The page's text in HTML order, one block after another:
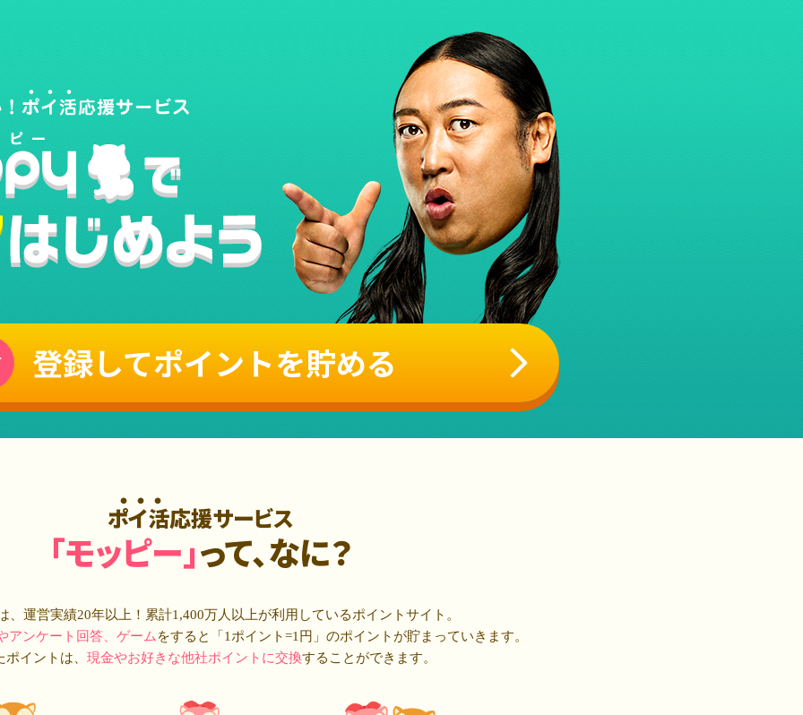
登録してポイントを貯める
ポイ活応援サービス
「モッピー」って、なに？
、運営実績20年以上！累計1,400万人 以上が利用しているポイントサイト。
アンケート回答、ゲーム をすると「1ポイント=1円」のポイントが貯まっていきます。
ポイントは、 現金やお好きな他社ポイントに交換することができます。